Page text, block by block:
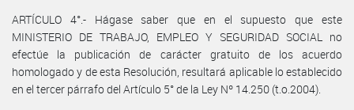
ARTÍCULO 4°.- Hágase saber que en el supuesto que este
MINISTERIO DE TRABAJO, EMPLEO Y SEGURIDAD SOCIAL no
efectúe la publicación de carácter gratuito de los acuerdo
homologado y de esta Resolución, resultará aplicable lo establecido
en el tercer párrafo del Artículo 5° de la Ley Nº 14.250 (t.o.2004).